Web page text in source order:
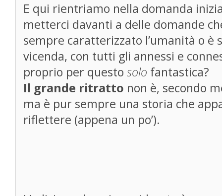
E qui rientriamo nella domanda
metterci davanti a delle domande
sempre caratterizzato l’umanità o è
vicenda, con tutti gli annessi e
proprio per questo solo fantastica?
Il grande ritratto non è, secondo
ma è pur sempre una storia che
riflettere (appena un po’).